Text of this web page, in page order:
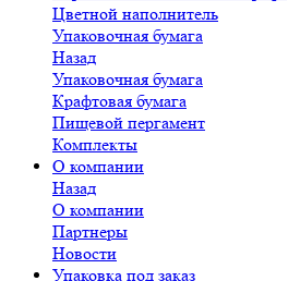
Цветной наполнитель
Упаковочная бумага
Назад
Упаковочная бумага
Крафтовая бумага
Пищевой пергамент
Комплекты
О компании
Назад
О компании
Партнеры
Новости
Упаковка под заказ